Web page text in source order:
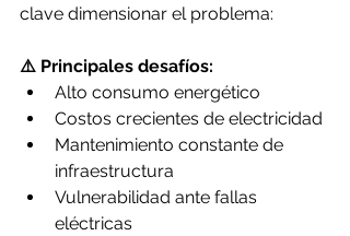
clave dimensionar el problema:
⚠️ Principales desafíos:
Alto consumo energético
Costos crecientes de electricidad
Mantenimiento constante de
infraestructura
Vulnerabilidad ante fallas
eléctricas